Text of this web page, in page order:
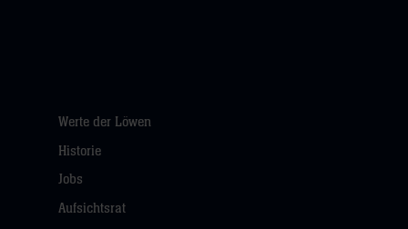
Werte der Löwen
Historie
Jobs
Aufsichtsrat